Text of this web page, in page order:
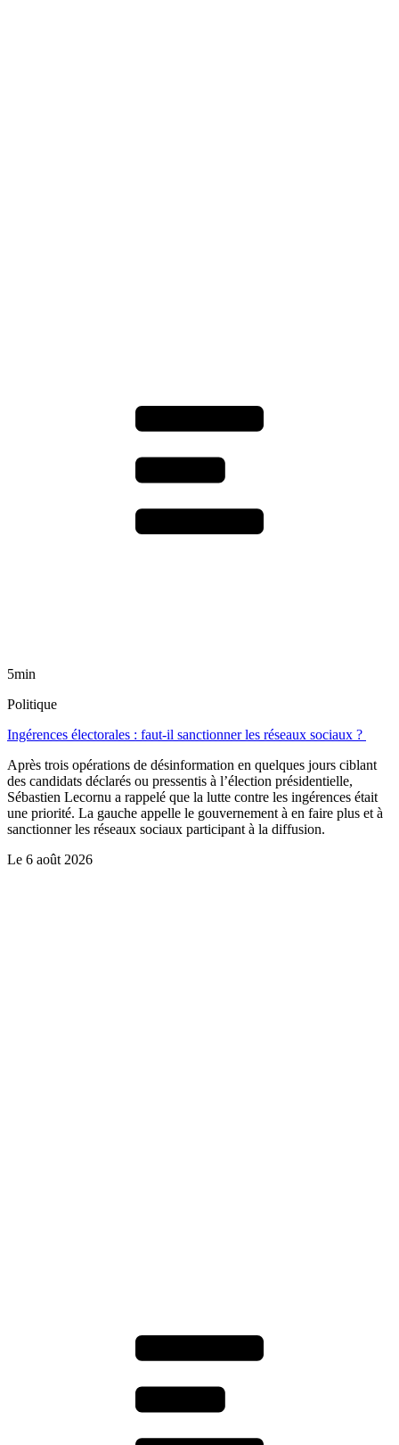
5min
Politique
Ingérences électorales : faut-il sanctionner les réseaux sociaux ?
Après trois opérations de désinformation en quelques jours ciblant
des candidats déclarés ou pressentis à l’élection présidentielle,
Sébastien Lecornu a rappelé que la lutte contre les ingérences était
une priorité. La gauche appelle le gouvernement à en faire plus et à
sanctionner les réseaux sociaux participant à la diffusion.
Le 6 août 2026